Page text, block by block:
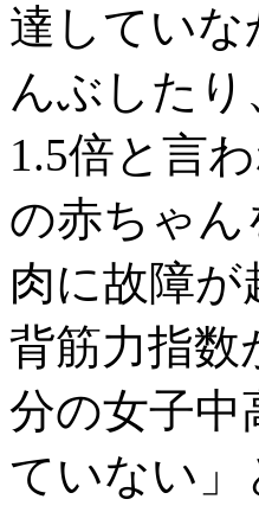
達してい
んぶした
1.5倍と言
の赤ちゃ
肉に故障
背筋力指数
分の女子中
ていない